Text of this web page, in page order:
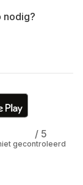
nodig?
/ 5
gecontroleerd